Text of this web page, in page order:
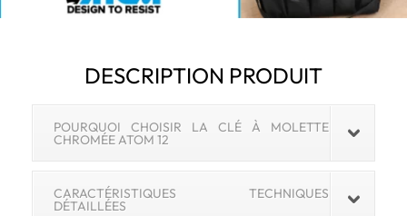
DESCRIPTION PRODUIT
POURQUOI CHOISIR LA CLÉ À MOLETTE
CHROMÉE ATOM 12
CARACTÉRISTIQUES TECHNIQUES
DÉTAILLÉES